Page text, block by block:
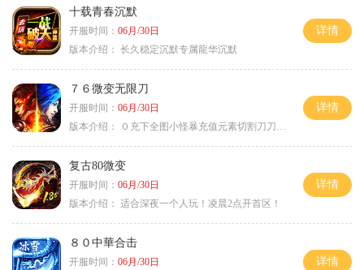
十载青春沉默
开服时间： 06月/30日
版本介绍： 长久稳定沉默专属龍华沉默
详情
７６微变无限刀
开服时间： 06月/30日
版本介绍：
０充下全图小怪暴充值元素切割刀刀极品
详情
复古80微变
开服时间： 06月/30日
版本介绍： 适合深夜一个人玩！凌晨2点开首区！
详情
８０中華合击
开服时间： 06月/30日
详情